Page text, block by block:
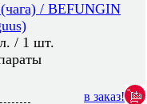
/ BEFUNGIN
/ 1 шт.
в заказ!